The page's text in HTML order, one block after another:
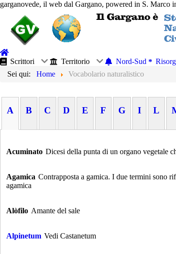
garganovede, il web dal Gargano, powered in S. Marco
Scrittori Territorio Nord-Sud
Sei qui:
Home Vocabolario naturalistico
A B C D E F G I L
Acuminato Dicesi della punta di un organo vegetale
Agamica Contrapposta a gamica. I due termini sono
agamica
Alòfilo Amante del sale
Alpinetum Vedi Castanetum